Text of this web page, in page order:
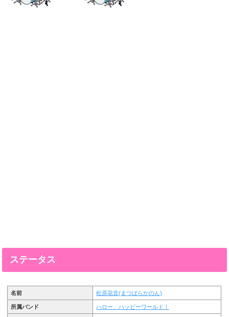
ステータス
名前 松原花音(まつばらかのん)
所属バンド ハロー、ハッピーワールド！